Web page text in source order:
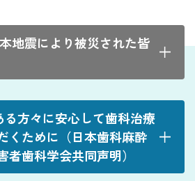
地震により被災された皆
る方々に安心して歯科治療
くために（日本歯科麻酔
者歯科学会共同声明）